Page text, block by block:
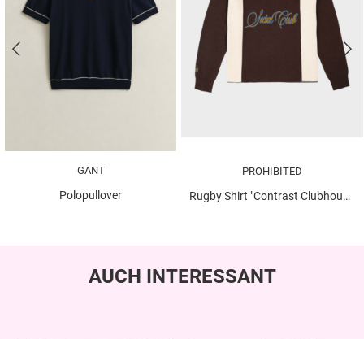
GANT
Polopullover
PROHIBITED
Rugby Shirt "Contrast Clubhouse "
AUCH INTERESSANT